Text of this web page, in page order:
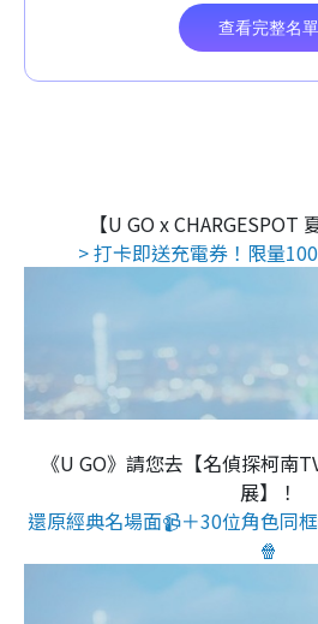
【U GO x CHARGESPOT
> 打卡即送充電券！限量
《U GO》請您去【名偵探柯南
展】！
還原經典名場面📹＋30位角色同
🍿